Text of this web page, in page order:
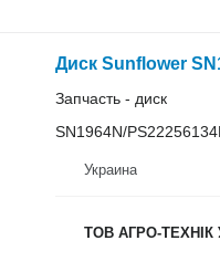
Диск Sunflower
Запчасть - диск
SN1964N/
Украина
ТОВ АГРО-ТЕХНІК